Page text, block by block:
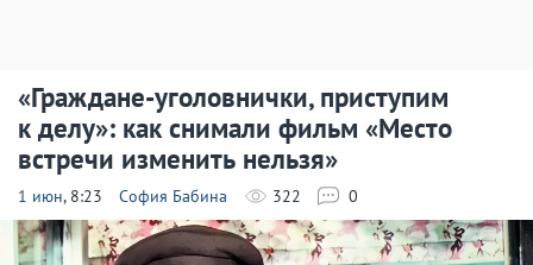
«Граждане-уголовнички, приступим
к делу»: как снимали фильм «Место
встречи изменить нельзя»
1 июн, 8:23 София Бабина 322 0